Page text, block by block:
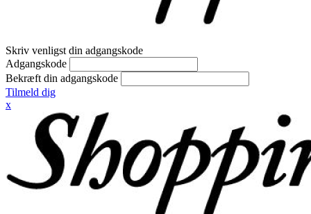
Skriv venligst din adgangskode
Adgangskode
Bekræft din adgangskode
Tilmeld dig
x